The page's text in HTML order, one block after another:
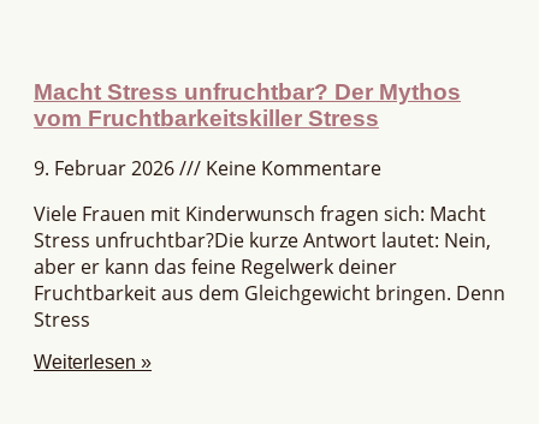
Macht Stress unfruchtbar? Der Mythos
vom Fruchtbarkeitskiller Stress
9. Februar 2026
Keine Kommentare
Viele Frauen mit Kinderwunsch fragen sich: Macht
Stress unfruchtbar?Die kurze Antwort lautet: Nein,
aber er kann das feine Regelwerk deiner
Fruchtbarkeit aus dem Gleichgewicht bringen. Denn
Stress
Weiterlesen »